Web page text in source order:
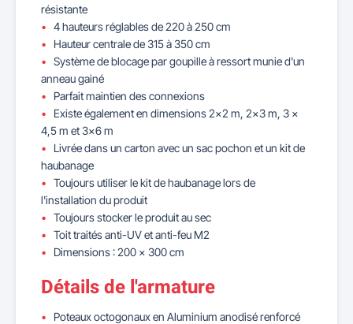
résistante
4 hauteurs réglables de 220 à 250 cm
Hauteur centrale de 315 à 350 cm
Système de blocage par goupille à ressort munie d'un
anneau gainé
Parfait maintien des connexions
Existe également en dimensions 2x2 m, 2x3 m, 3 x
4,5 m et 3x6 m
Livrée dans un carton avec un sac pochon et un kit de
haubanage
Toujours utiliser le kit de haubanage lors de
l'installation du produit
Toujours stocker le produit au sec
Toit traités anti-UV et anti-feu M2
Dimensions : 200 x 300 cm
Détails de l'armature
Poteaux octogonaux en Aluminium anodisé renforcé